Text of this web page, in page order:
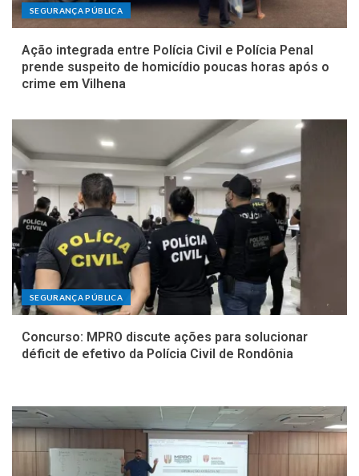
SEGURANÇA PÚBLICA
Ação integrada entre Polícia Civil e Polícia Penal
prende suspeito de homicídio poucas horas após o
crime em Vilhena
SEGURANÇA PÚBLICA
Concurso: MPRO discute ações para solucionar
déficit de efetivo da Polícia Civil de Rondônia